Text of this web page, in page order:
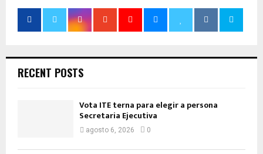
RECENT POSTS
Vota ITE terna para elegir a persona
Secretaria Ejecutiva
agosto 6, 2026 0